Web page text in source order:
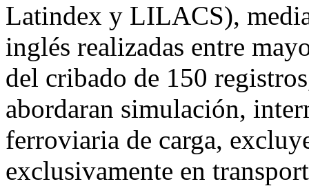
Latindex y LILACS),
inglés realizadas entre
del cribado de 150
abordaran simulación,
ferroviaria de carga,
exclusivamente en